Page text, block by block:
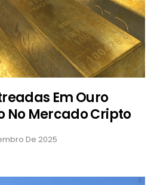
Em Ouro
No Mercado Cripto
De 2025